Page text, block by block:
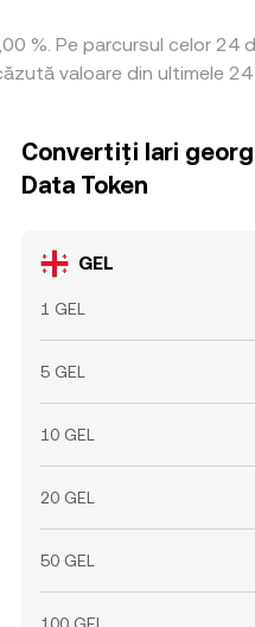
%. Pe parcursul celor 24
valoare din ultimele
Convertiți lari
Data Token
GEL
1 GEL
5 GEL
10 GEL
20 GEL
50 GEL